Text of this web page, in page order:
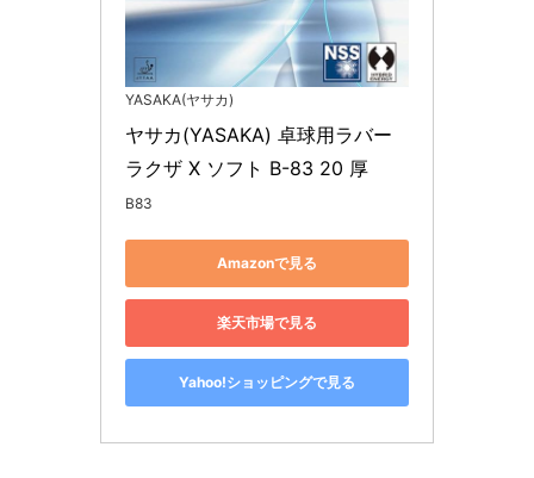
YASAKA(ヤサカ)
ヤサカ(YASAKA) 卓球用ラバー
ラクザ X ソフト B-83 20 厚
B83
Amazonで見る
楽天市場で見る
Yahoo!ショッピングで見る